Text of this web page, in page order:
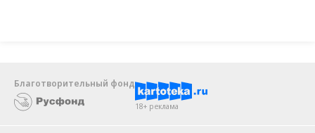
Благотворительный фонд
18+ реклама